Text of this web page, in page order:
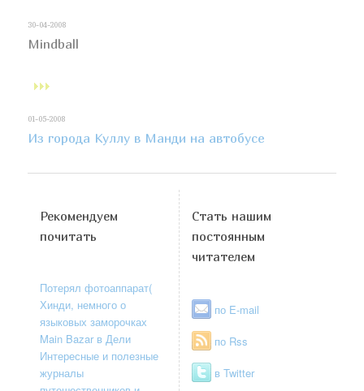
30-04-2008
Mindball
01-05-2008
Из города Куллу в Манди на автобусе
Рекомендуем
почитать
Потерял фотоаппарат(
Хинди, немного о
языковых заморочках
Main Bazar в Дели
Интересные и полезные
журналы
Стать нашим
постоянным
читателем
по E-mail
по Rss
в Twitter